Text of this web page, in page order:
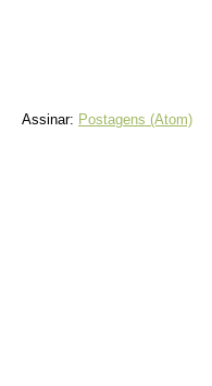
Assinar: Postagens (Atom)